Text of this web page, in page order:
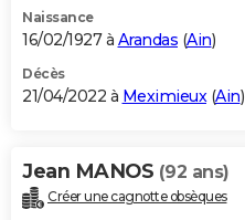
Dictionnaire
Biographies
Citations
Expressions
Proverbes
PROGRAMME TV
S'inscrire
Se connecter
Lycées
Collèges
Primaires
Universités
Entreprises
Service militaire
Avis de recherche
AVIS DE DÉCÈS
Bricolage
Lifestyle
Culture
Sport
Auto
Television
Voyage
Cinema
Naissance
16/02/1927 à Arandas (Ain)
Décès
21/04/2022 à Meximieux(Ain)
Jean MANOS (92 ans)
Créer une cagnotte obsèques